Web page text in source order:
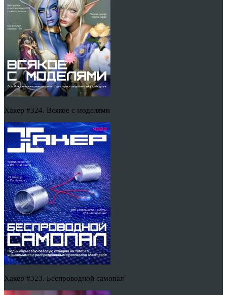
Хакер #324. Всякое с моделями
Хакер #323. Беспроводной самопал